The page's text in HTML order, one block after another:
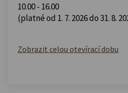
10.00 - 16.00
(platné od 1. 7. 2026 do 31. 8.
Zobrazit celou otevírací dobu